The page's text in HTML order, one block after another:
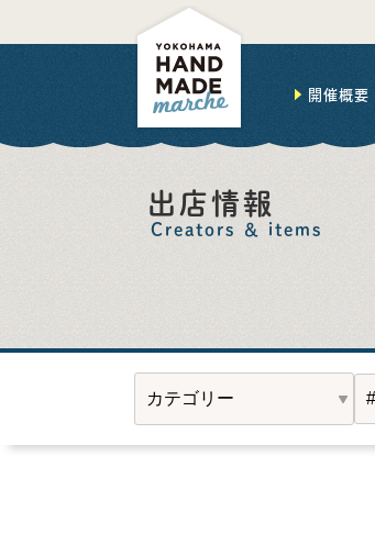
開催概要
出店情報
Creators ＆ items